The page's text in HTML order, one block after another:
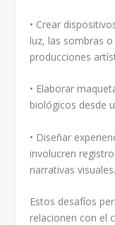
• Crear
luz, las sombras
producciones
• Elaborar
biológicos desde
• Diseñar
involucren
narrativas visuales.
Estos desafíos
relacionen con el